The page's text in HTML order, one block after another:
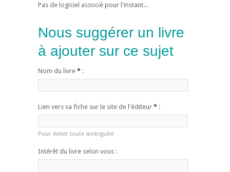
Pas de logiciel associé pour l'instant...
Nous suggérer un livre
à ajouter sur ce sujet
Nom du livre * :
Lien vers sa fiche sur le site de l'éditeur * :
Pour éviter toute ambiguïté
Intérêt du livre selon vous :